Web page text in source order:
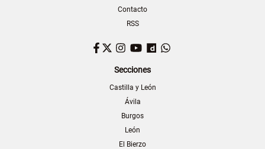
Contacto
RSS
Facebook
TwitterInstagram
YouTubeDailymotion
Secciones
Castilla y León
Ávila
Burgos
León
El Bierzo